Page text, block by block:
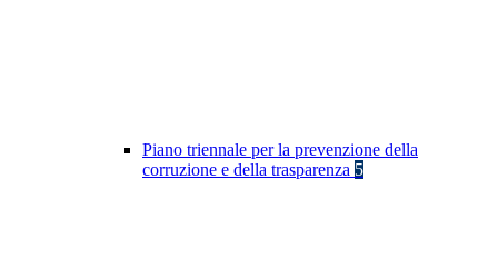
Piano triennale per la prevenzione della
corruzione e della trasparenza 5